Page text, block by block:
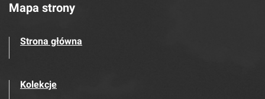
Mapa strony
Strona główna
Kolekcje